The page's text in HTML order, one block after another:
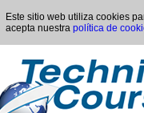
Este sitio web utiliza cookies
acepta nuestra política de